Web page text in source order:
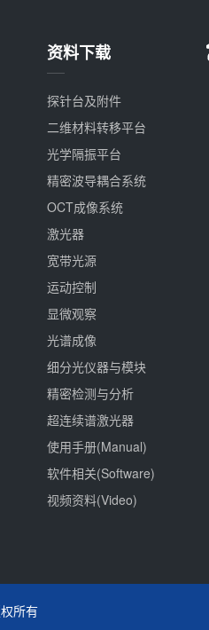
资料下载
探针台及附件
二维材料转移平台
光学隔振平台
精密波导耦合系统
OCT成像系统
激光器
宽带光源
运动控制
显微观察
光谱成像
细分光仪器与模块
精密检测与分析
超连续谱激光器
使用手册(Manual)
软件相关(Software)
视频资料(Video)
所有